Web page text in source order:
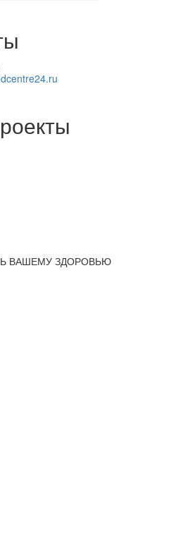
ВАШЕМУ ЗДОРОВЬЮ